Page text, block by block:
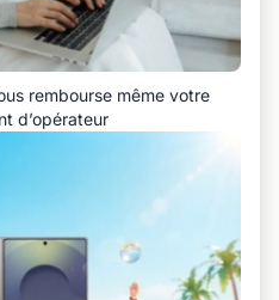
rembourse même votre
d’opérateur